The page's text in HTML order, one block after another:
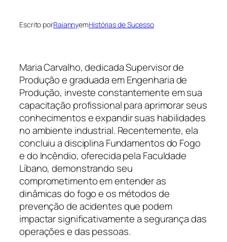
Escrito porRaiannyemHistórias de Sucesso
Maria Carvalho, dedicada Supervisor de
Produção e graduada em Engenharia de
Produção, investe constantemente em sua
capacitação profissional para aprimorar seus
conhecimentos e expandir suas habilidades
no ambiente industrial. Recentemente, ela
concluiu a disciplina Fundamentos do Fogo
e do Incêndio, oferecida pela Faculdade
Líbano, demonstrando seu
comprometimento em entender as
dinâmicas do fogo e os métodos de
prevenção de acidentes que podem
impactar significativamente a segurança das
operações e das pessoas.